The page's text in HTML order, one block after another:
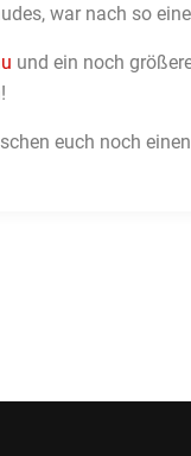
war nach so
und ein noch
euch noch